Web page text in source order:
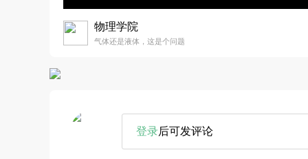
物理学院
气体还是液体，这是个问题
登录后可发评论